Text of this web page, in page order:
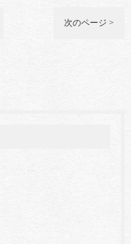
次のページ >